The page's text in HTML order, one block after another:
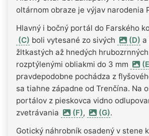
oltárnom obraze je výjav narodenia
Hlavný i bočný portál do Farského
(C) boli vytesané zo sivých (D) a
žltkastých až hnedých
rozptýlenými obliakmi do 3 mm
pravdepodobne pochádza z
sa tiahne západne od Trenčína. Na
portálov z pieskovca vidno
zvetrávania
(F), (G).
Gotický náhrobník osadený v stene